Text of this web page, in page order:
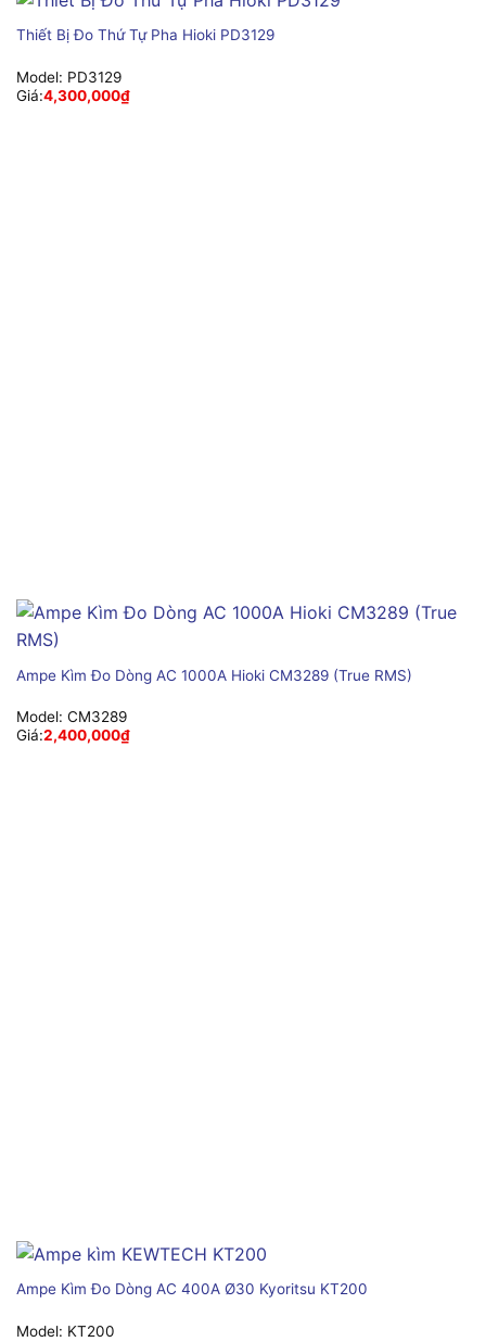
Thiết Bị Đo Thứ Tự Pha Hioki PD3129
Model: PD3129
Giá:4,300,000₫
Ampe Kìm Đo Dòng AC 1000A Hioki CM3289 (True RMS)
Model: CM3289
Giá:2,400,000₫
Ampe Kìm Đo Dòng AC 400A Ø30 Kyoritsu KT200
Model: KT200